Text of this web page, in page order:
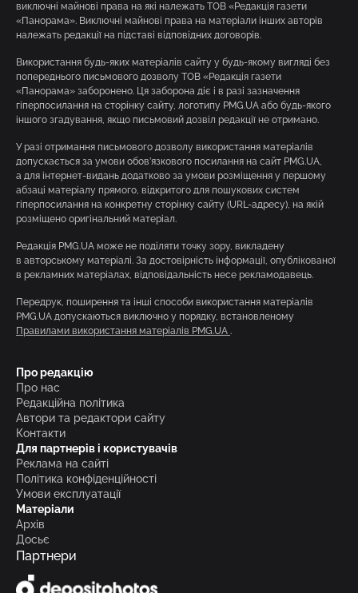
виключні майнові права на які належать ТОВ «Редакція газети
«Панорама». Виключні майнові права на матеріали інших авторів
належать редакції на підставі відповідних договорів.
Використання будь-яких матеріалів сайту у будь-якому вигляді без
попереднього письмового дозволу ТОВ «Редакція газети
«Панорама» заборонено. Ця заборона діє і в разі зазначення
гіперпосилання на сторінку сайту, логотипу PMG.UA або будь-якого
іншого згадування, якщо письмовий дозвіл редакції не отримано.
У разі отримання письмового дозволу використання матеріалів
допускається за умови обов’язкового посилання на сайт PMG.UA,
а для інтернет-видань додатково за умови розміщення у першому
абзаці матеріалу прямого, відкритого для пошукових систем
гіперпосилання на конкретну сторінку сайту (URL-адресу), на якій
розміщено оригінальний матеріал.
Редакція PMG.UA може не поділяти точку зору, викладену
в авторському матеріалі. За достовірність інформації, опублікованої
в рекламних матеріалах, відповідальність несе рекламодавець.
Передрук, поширення та інші способи використання матеріалів
PMG.UA допускаються виключно у порядку, встановленому
Правилами використання матеріалів PMG.UA .
Про редакцію
Про нас
Редакційна політика
Автори та редактори сайту
Контакти
Для партнерів і користувачів
Реклама на сайті
Політика конфіденційності
Умови експлуатації
Матеріали
Архів
Досьє
Партнери